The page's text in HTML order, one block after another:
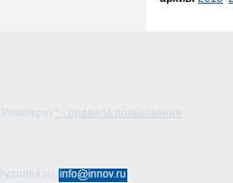
* - правила пользования